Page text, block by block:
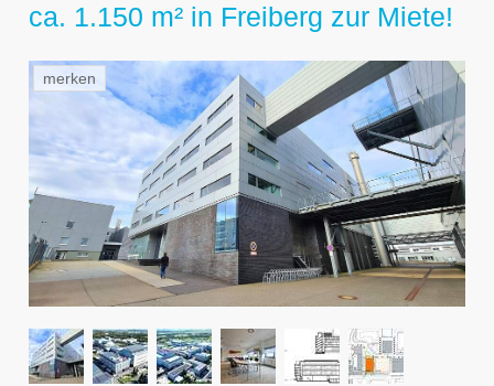
ca. 1.150 m² in Freiberg zur Miete!
merken